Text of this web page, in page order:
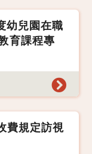
幼兒園在職
育課程專
費規定訪視